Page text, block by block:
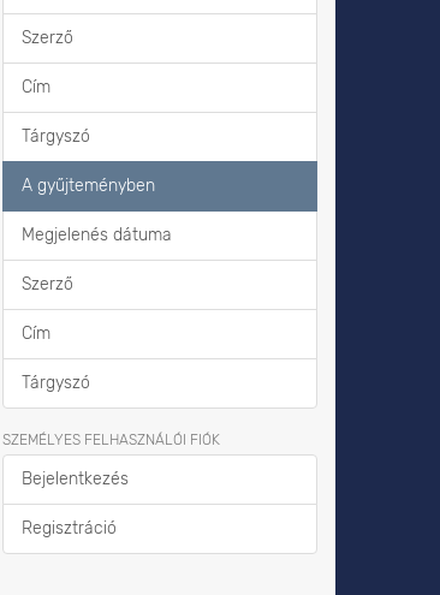
Szerző
Cím
Tárgyszó
A gyűjteményben
Megjelenés dátuma
Szerző
Cím
Tárgyszó
SZEMÉLYES FELHASZNÁLÓI FIÓK
Bejelentkezés
Regisztráció